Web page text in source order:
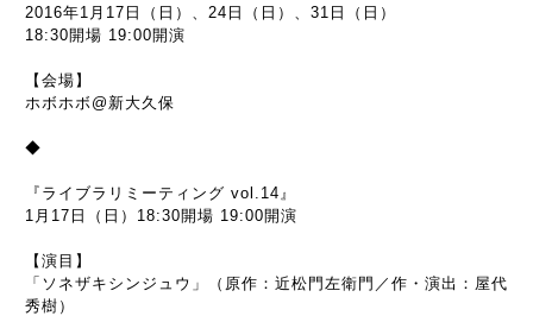
2016年1月17日（日）、24日（日）、31日（日）
18:30開場 19:00開演
【会場】
ホボホボ@新大久保
◆
『ライブラリミーティング vol.14』
1月17日（日）18:30開場 19:00開演
【演目】
「ソネザキシンジュウ」（原作：近松門左衛門／作・演出：屋代
秀樹）